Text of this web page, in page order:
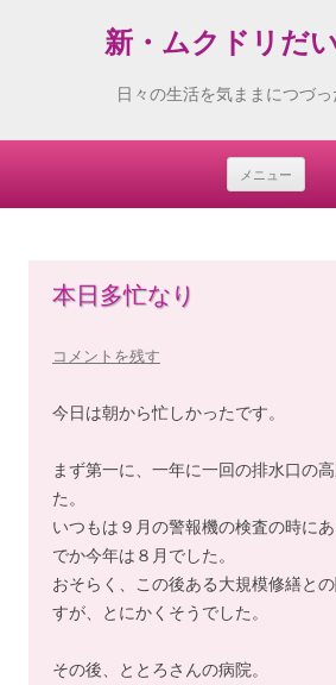
新・ムクドリだ
日々の生活を気ままにつづっ
メニュー
Skip
本日多忙なり
コメントを残す
今日は朝から忙しかったです。
まず第一に、一年に一回の排水口の
た。
いつもは９月の警報機の検査の時に
でか今年は８月でした。
おそらく、この後ある大規模修繕と
すが、とにかくそうでした。
その後、ととろさんの病院。